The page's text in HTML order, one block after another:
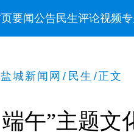
要闻公告民生评论视频
盐城新闻网 / 民生 /正文
午”主题文